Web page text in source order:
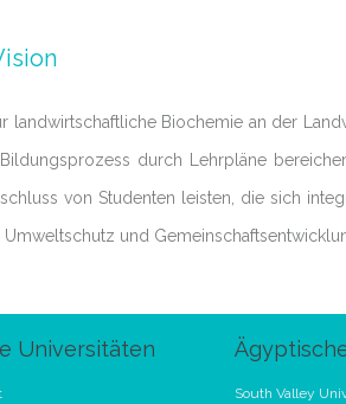
landwirtschaftliche Biochemie an der
durch Lehrpläne
von Studenten leisten, die sich
Umweltschutz und
Universitäten
South Valley